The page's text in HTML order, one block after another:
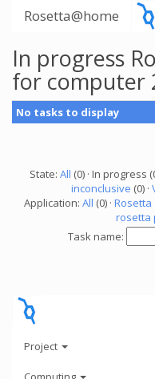
Rosetta@home
In progress
for computer
No tasks to display
State: All (0) · In progress
inconclusive (0) ·
Application: All (0) · Rosetta
rosetta
Task name:
Project